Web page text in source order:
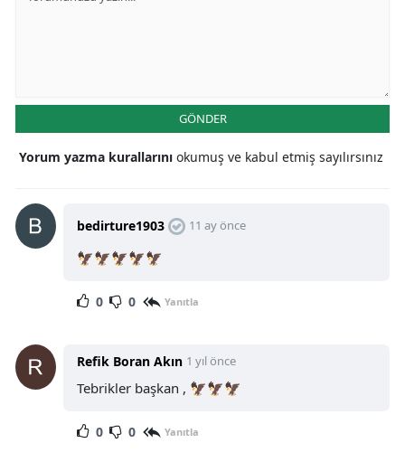
GÖNDER
Yorum yazma kurallarını okumuş ve kabul etmiş sayılırsınız
bedirture1903 11 ay önce
🦅🦅🦅🦅🦅
0 0 Yanıtla
Refik Boran Akın 1 yıl önce
Tebrikler başkan , 🦅🦅🦅
0 0 Yanıtla